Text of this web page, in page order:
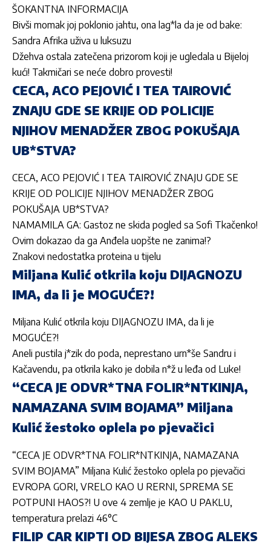
ŠOKANTNA INFORMACIJA
Bivši momak joj poklonio jahtu, ona lag*la da je od bake:
Sandra Afrika uživa u luksuzu
Džehva ostala zatečena prizorom koji je ugledala u Bijeloj
kući! Takmičari se neće dobro provesti!
CECA, ACO PEJOVIĆ I TEA TAIROVIĆ
ZNAJU GDE SE KRIJE OD POLICIJE
NJIHOV MENADŽER ZBOG POKUŠAJA
UB*STVA?
CECA, ACO PEJOVIĆ I TEA TAIROVIĆ ZNAJU GDE SE
KRIJE OD POLICIJE NJIHOV MENADŽER ZBOG
POKUŠAJA UB*STVA?
NAMAMILA GA: Gastoz ne skida pogled sa Sofi Tkačenko!
Ovim dokazao da ga Anđela uopšte ne zanima!?
Znakovi nedostatka proteina u tijelu
Miljana Kulić otkrila koju DIJAGNOZU
IMA, da li je MOGUĆE?!
Miljana Kulić otkrila koju DIJAGNOZU IMA, da li je
MOGUĆE?!
Aneli pustila j*zik do poda, neprestano urn*še Sandru i
Kačavendu, pa otkrila kako je dobila n*ž u leđa od Luke!
“CECA JE ODVR*TNA FOLIR*NTKINJA,
NAMAZANA SVIM BOJAMA” Miljana
Kulić žestoko oplela po pjevačici
“CECA JE ODVR*TNA FOLIR*NTKINJA, NAMAZANA
SVIM BOJAMA” Miljana Kulić žestoko oplela po pjevačici
EVROPA GORI, VRELO KAO U RERNI, SPREMA SE
POTPUNI HAOS?! U ove 4 zemlje je KAO U PAKLU,
temperatura prelazi 46°C
FILIP CAR KIPTI OD BIJESA ZBOG ALEKS